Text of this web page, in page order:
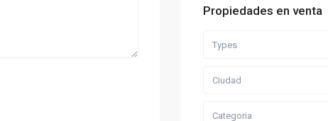
Propiedades en venta
Types
Ciudad
Categoria